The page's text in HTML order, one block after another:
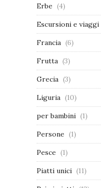
Erbe (4)
Escursioni e viaggi
Francia (6)
Frutta (3)
Grecia (3)
Liguria (10)
per bambini (1)
Persone (1)
Pesce (1)
Piatti unici (11)